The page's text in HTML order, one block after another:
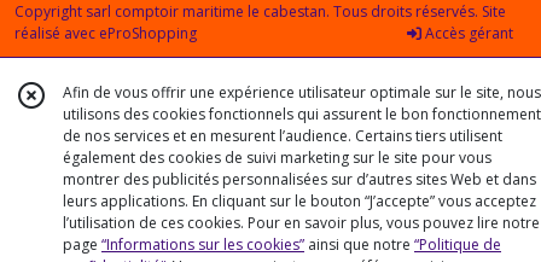
Copyright sarl comptoir maritime le cabestan. Tous droits réservés. Site
réalisé avec eProShopping Accès gérant
Afin de vous offrir une expérience utilisateur optimale sur le site, nous
utilisons des cookies fonctionnels qui assurent le bon fonctionnement
de nos services et en mesurent l’audience. Certains tiers utilisent
également des cookies de suivi marketing sur le site pour vous
montrer des publicités personnalisées sur d’autres sites Web et dans
leurs applications. En cliquant sur le bouton “J’accepte” vous acceptez
l’utilisation de ces cookies. Pour en savoir plus, vous pouvez lire notre
page “Informations sur les cookies” ainsi que notre “Politique de